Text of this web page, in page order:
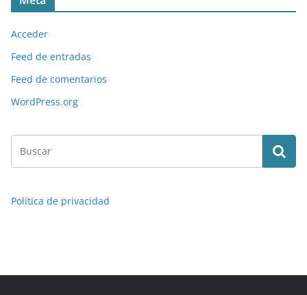
Acceder
Feed de entradas
Feed de comentarios
WordPress.org
Política de privacidad